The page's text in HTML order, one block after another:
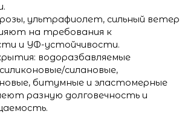
ультрафиолет, сильный ветер
на требования к
и УФ-устойчивости.
водоразбавляемые
силановые,
битумные и эластомерные
разную долговечность и